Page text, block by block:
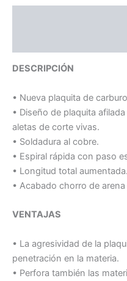
DESCRIPCIÓN
• Nueva plaquita de
• Diseño de plaquita
aletas de corte vivas.
• Soldadura al cobre.
• Espiral rápida con paso
• Longitud total aumentada.
• Acabado chorro de
VENTAJAS
• La agresividad de la
penetración en la materia.
• Perfora también las